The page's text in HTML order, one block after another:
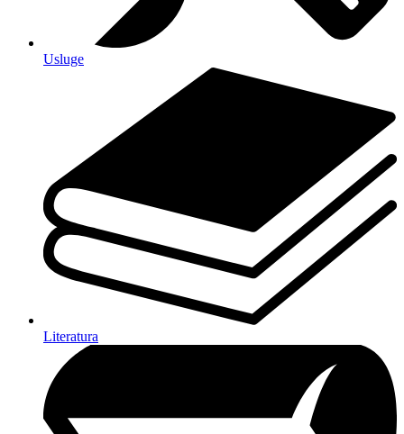
Usluge
Literatura